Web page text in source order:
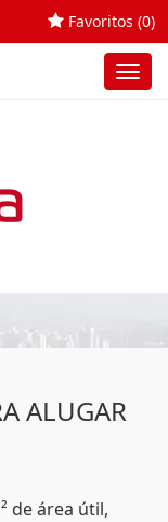
Favoritos (0)
ALUGAR
de área útil,